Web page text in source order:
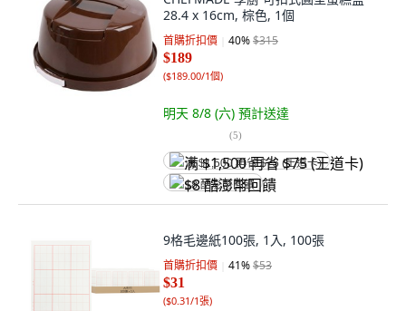
28.4 x 16cm, 棕色, 1個
首購折扣價 40%$315
$189
($189.00/1個)
明天 8/8 (六) 預計送達
(5)
满 $1,500 再省 $75 (王道卡)
$8 酷澎幣回饋
9格毛邊紙100張, 1入, 100張
首購折扣價 41%$53
$31
($0.31/1張)